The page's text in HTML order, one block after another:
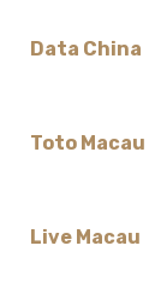
Data China
Toto Macau
Live Macau